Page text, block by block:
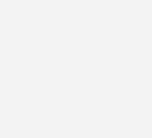
Schlachtbetrieb Tönnies
von Corona-
Betreiber der dortigen
halten, wären
sagte Hermann Sperber,
Technische